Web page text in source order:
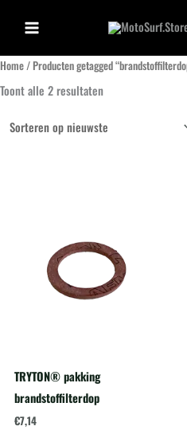
de
inhoud
Home/ Producten getagged
Toont alle 2 resultatenGesorteerd
op
TRYTON® pakking
brandstoffilterdop
€7,14